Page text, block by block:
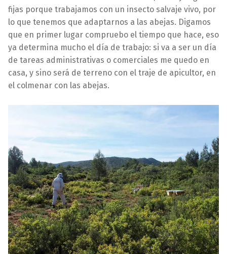
fijas porque trabajamos con un insecto salvaje vivo, por
lo que tenemos que adaptarnos a las abejas. Digamos
que en primer lugar compruebo el tiempo que hace, eso
ya determina mucho el día de trabajo: si va a ser un día
de tareas administrativas o comerciales me quedo en
casa, y sino será de terreno con el traje de apicultor, en
el colmenar con las abejas.